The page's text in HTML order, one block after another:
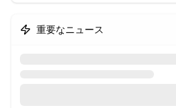
重要なニュース